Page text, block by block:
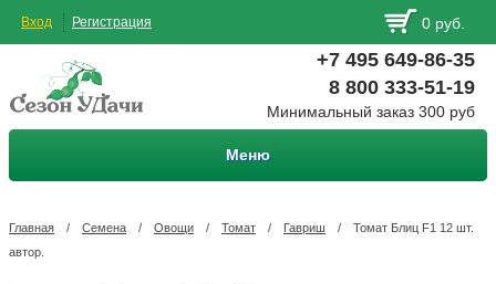
Вход Регистрация 0 руб.
+7 495 649-86-35
8 800 333-51-19
Минимальный заказ 300 руб
Меню
Главная / Семена / Овощи / Томат / Гавриш /
Томат Блиц F1 12 шт.
автор.